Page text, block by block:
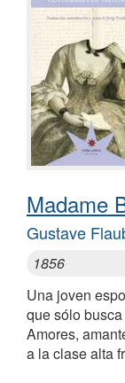
Madame
Gustave
1856
Una joven
que sólo
Amores,
a la clase alta